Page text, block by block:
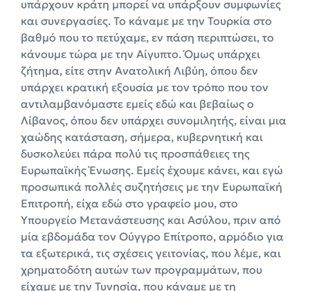
υπάρχουν κράτη μπορεί να υπάρξουν συμφωνίες
και συνεργασίες. Το κάναμε με την Τουρκία στο
βαθμό που το πετύχαμε, εν πάση περιπτώσει, το
κάνουμε τώρα με την Αίγυπτο. Όμως υπάρχει
ζήτημα, είτε στην Ανατολική Λιβύη, όπου δεν
υπάρχει κρατική εξουσία με τον τρόπο που τον
αντιλαμβανόμαστε εμείς εδώ και βεβαίως ο
Λίβανος, όπου δεν υπάρχει συνομιλητής, είναι μια
χαώδης κατάσταση, σήμερα, κυβερνητική και
δυσκολεύει πάρα πολύ τις προσπάθειες της
Ευρωπαϊκής Ένωσης. Εμείς έχουμε κάνει, και εγώ
προσωπικά πολλές συζητήσεις με την Ευρωπαϊκή
Επιτροπή, είχα εδώ στο γραφείο μου, στο
Υπουργείο Μετανάστευσης και Ασύλου, πριν από
μία εβδομάδα τον Ούγγρο Επίτροπο, αρμόδιο για
τα εξωτερικά, τις σχέσεις γειτονίας, που λέμε, και
χρηματοδότη αυτών των προγραμμάτων, που
είχαμε με την Τυνησία, που κάναμε με τη